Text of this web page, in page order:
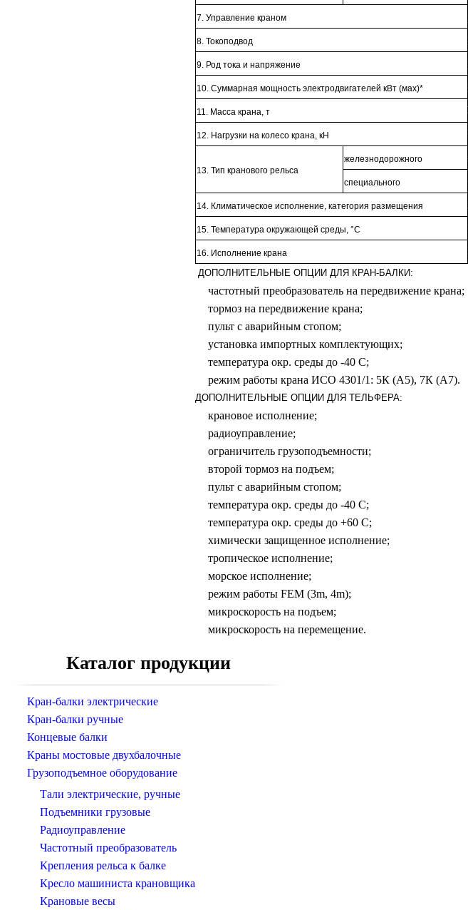
7. Управление краном
8. Токоподвод
9. Род тока и напряжение
10. Суммарная мощность электродвигателей кВт (мах)*
11. Масса крана, т
12. Нагрузки на колесо крана, кН
13. Тип кранового рельса
железнодорожного
специального
14. Климатическое исполнение, категория размещения
15. Температура окружающей среды, °C
16. Исполнение крана
ДОПОЛНИТЕЛЬНЫЕ ОПЦИИ ДЛЯ КРАН-БАЛКИ:
частотный преобразователь на передвижение крана;
тормоз на передвижение крана;
пульт с аварийным стопом;
установка импортных комплектующих;
температура окр. среды до -40 С;
режим работы крана ИСО 4301/1: 5К (А5), 7К (А7).
ДОПОЛНИТЕЛЬНЫЕ ОПЦИИ ДЛЯ ТЕЛЬФЕРА:
крановое исполнение;
радиоуправление;
ограничитель грузоподъемности;
второй тормоз на подъем;
пульт с аварийным стопом;
температура окр. среды до -40 С;
температура окр. среды до +60 С;
химически защищенное исполнение;
тропическое исполнение;
морское исполнение;
режим работы FEM (3m, 4m);
микроскорость на подъем;
микроскорость на перемещение.
Каталог продукции
Кран-балки электрические
Кран-балки ручные
Концевые балки
Краны мостовые двухбалочные
Грузоподъемное оборудование
Тали электрические, ручные
Подъемники грузовые
Радиоуправление
Частотный преобразователь
Крепления рельса к балке
Кресло машиниста крановщика
Крановые весы